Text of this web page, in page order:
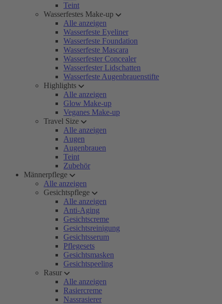
Teint
Wasserfestes Make-up
Alle anzeigen
Wasserfeste Eyeliner
Wasserfeste Foundation
Wasserfeste Mascara
Wasserfester Concealer
Wasserfester Lidschatten
Wasserfeste Augenbrauenstifte
Highlights
Alle anzeigen
Glow Make-up
Veganes Make-up
Travel Size
Alle anzeigen
Augen
Augenbrauen
Teint
Zubehör
Männerpflege
Alle anzeigen
Gesichtspflege
Alle anzeigen
Anti-Aging
Gesichtscreme
Gesichtsreinigung
Gesichtsserum
Pflegesets
Gesichtsmasken
Gesichtspeeling
Rasur
Alle anzeigen
Rasiercreme
Nassrasierer